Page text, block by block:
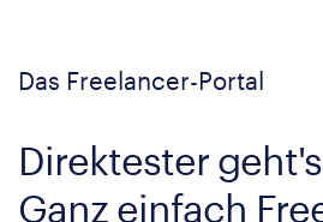
Das Freelancer-Portal
Direktester
Ganz einfach